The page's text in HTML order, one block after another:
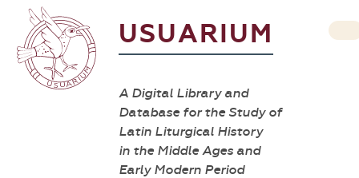
USUARIUM
A Digital Library and
Database for the Study of
Latin Liturgical History
in the Middle Ages and
Early Modern Period